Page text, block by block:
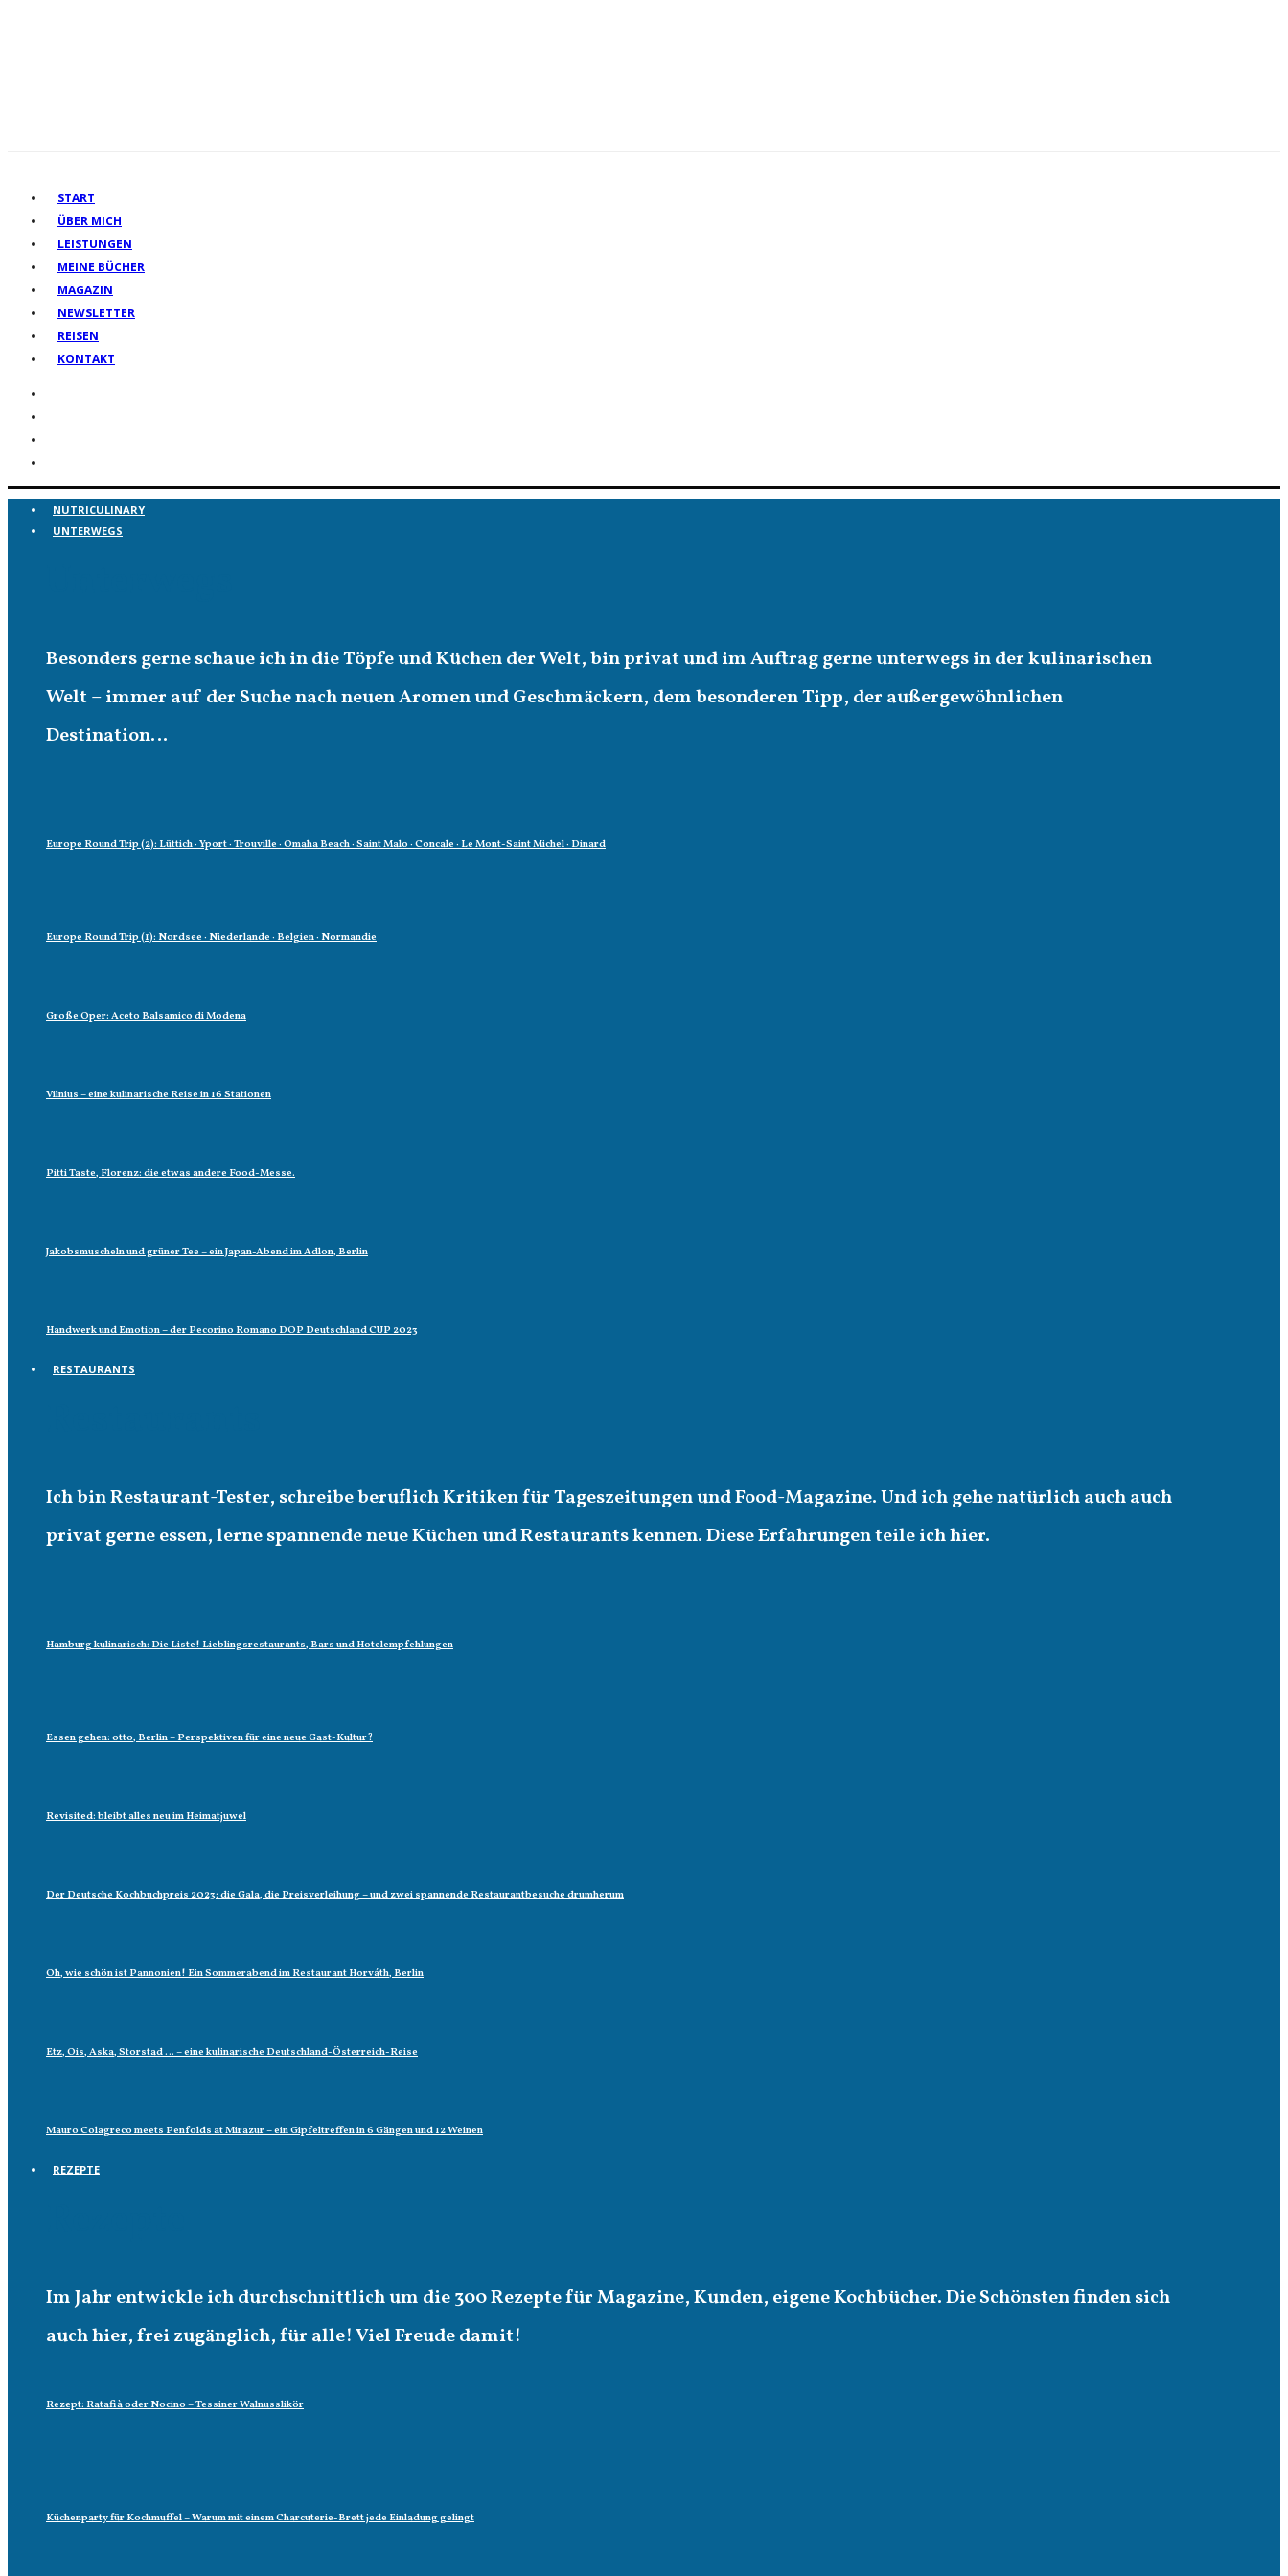
START
ÜBER MICH
LEISTUNGEN
MEINE BÜCHER
MAGAZIN
NEWSLETTER
REISEN
KONTAKT
NUTRICULINARY
UNTERWEGS
Besonders gerne schaue ich in die Töpfe und Küchen der Welt, bin privat und im Auftrag gerne unterwegs in der kulinarischen
Welt – immer auf der Suche nach neuen Aromen und Geschmäckern, dem besonderen Tipp, der außergewöhnlichen
Destination…
Europe Round Trip (2): Lüttich · Yport · Trouville · Omaha Beach · Saint Malo · Concale · Le Mont-Saint Michel · Dinard
Europe Round Trip (1): Nordsee · Niederlande · Belgien · Normandie
Große Oper: Aceto Balsamico di Modena
Vilnius – eine kulinarische Reise in 16 Stationen
Pitti Taste, Florenz: die etwas andere Food-Messe.
Jakobsmuscheln und grüner Tee – ein Japan-Abend im Adlon, Berlin
Handwerk und Emotion – der Pecorino Romano DOP Deutschland CUP 2023
RESTAURANTS
Ich bin Restaurant-Tester, schreibe beruflich Kritiken für Tageszeitungen und Food-Magazine. Und ich gehe natürlich auch auch
privat gerne essen, lerne spannende neue Küchen und Restaurants kennen. Diese Erfahrungen teile ich hier.
Hamburg kulinarisch: Die Liste! Lieblingsrestaurants, Bars und Hotelempfehlungen
Essen gehen: otto, Berlin – Perspektiven für eine neue Gast-Kultur?
Revisited: bleibt alles neu im Heimatjuwel
Der Deutsche Kochbuchpreis 2023: die Gala, die Preisverleihung – und zwei spannende Restaurantbesuche drumherum
Oh, wie schön ist Pannonien! Ein Sommerabend im Restaurant Horváth, Berlin
Etz, Ois, Aska, Storstad … – eine kulinarische Deutschland-Österreich-Reise
Mauro Colagreco meets Penfolds at Mirazur – ein Gipfeltreffen in 6 Gängen und 12 Weinen
REZEPTE
Im Jahr entwickle ich durchschnittlich um die 300 Rezepte für Magazine, Kunden, eigene Kochbücher. Die Schönsten finden sich
auch hier, frei zugänglich, für alle! Viel Freude damit!
Rezept: Ratafià oder Nocino – Tessiner Walnusslikör
Küchenparty für Kochmuffel – Warum mit einem Charcuterie-Brett jede Einladung gelingt